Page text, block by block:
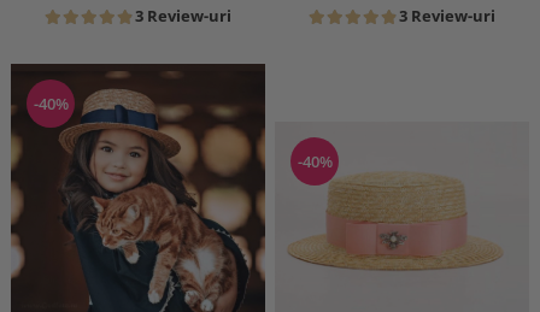
3 Review-uri 3 Review-uri
-40%
-40%